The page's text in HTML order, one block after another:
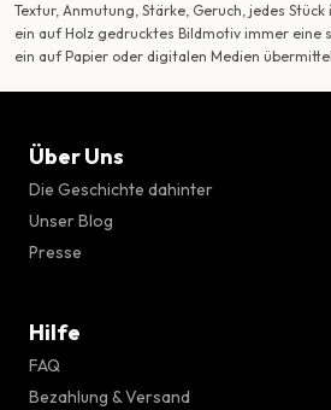
Textur, Anmutung, Stärke, Geruch, jedes
ein auf Holz gedrucktes Bildmotiv immer eine
ein auf Papier oder digitalen Medien
Über Uns
Die Geschichte dahinter
Unser Blog
Presse
Hilfe
FAQ
Bezahlung & Versand